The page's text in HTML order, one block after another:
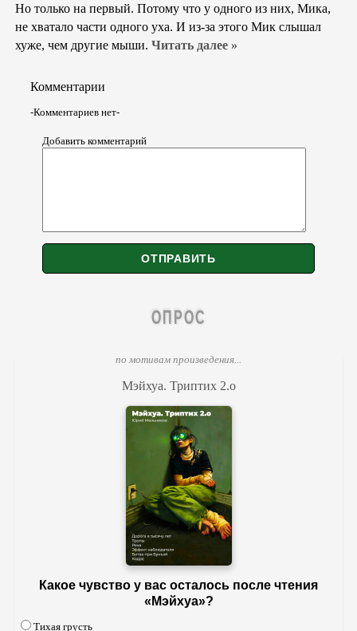
Но только на первый. Потому что у одного из них, Мика,
не хватало части одного уха. И из-за этого Мик слышал
хуже, чем другие мыши. Читать далее »
Комментарии
-Комментариев нет-
Добавить комментарий
ОПРОС
по мотивам произведения...
Мэйхуа. Триптих 2.o
Какое чувство у вас осталось после чтения
«Мэйхуа»?
Тихая грусть